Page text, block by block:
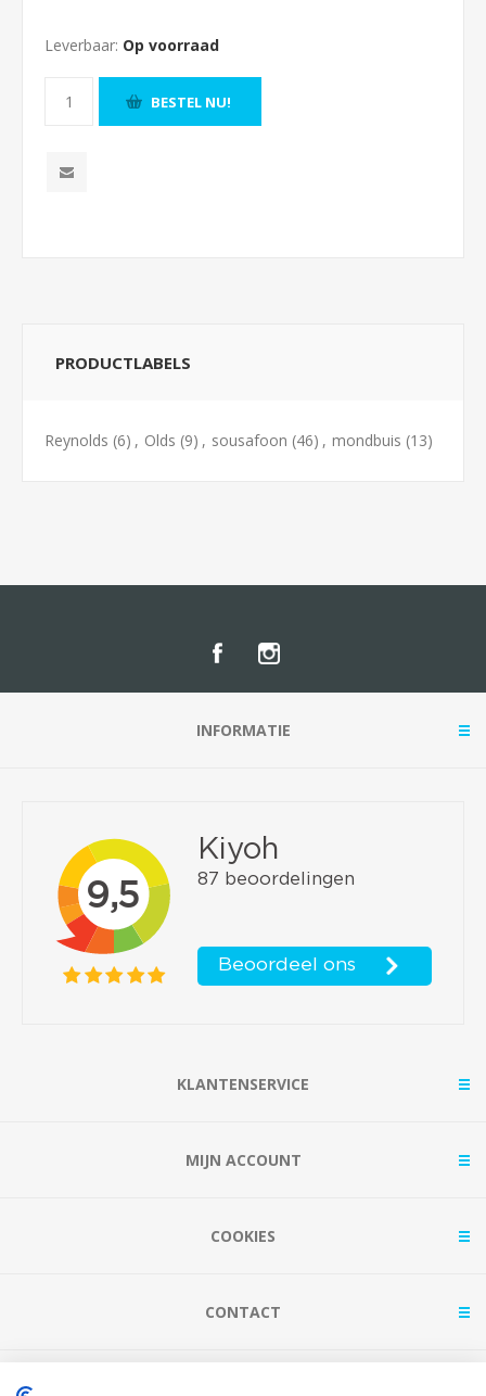
Leverbaar: Op voorraad
BESTEL NU!
PRODUCTLABELS
Reynolds (6) , Olds (9) , sousafoon (46) , mondbuis (13)
INFORMATIE
KLANTENSERVICE
MIJN ACCOUNT
COOKIES
CONTACT